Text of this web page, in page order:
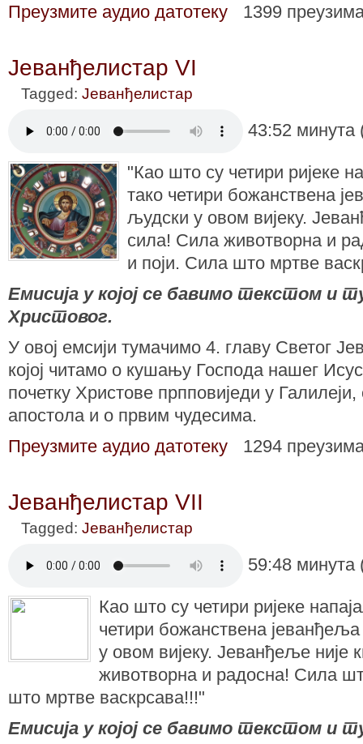
Преузмите аудио датотеку
1399
Јеванђелистар VI
Tagged: Јеванђелистар
43:52
"Као што су четири ријеке
тако четири божанствена
људски у овом вијеку.
сила! Сила животворна и
и поји. Сила што мртве
Емисија у којој се бавимо текстом и
Христовог.
У овој емсији тумачимо 4. главу Светог
којој читамо о кушању Господа нашег
почетку Христове прпповиједи у
апостола и о првим чудесима.
Преузмите аудио датотеку
1294
Јеванђелистар VII
Tagged: Јеванђелистар
59:48
Као што су четири ријеке
четири божанствена
у овом вијеку. Јеванђеље није
животворна и радосна! Сила
што мртве васкрсава!!!"
Емисија у којој се бавимо текстом и